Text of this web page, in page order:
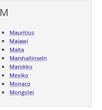
M
Mauritius
Malawi
Malta
Marshallinseln
Marokko
Mexiko
Monaco
Mongolei